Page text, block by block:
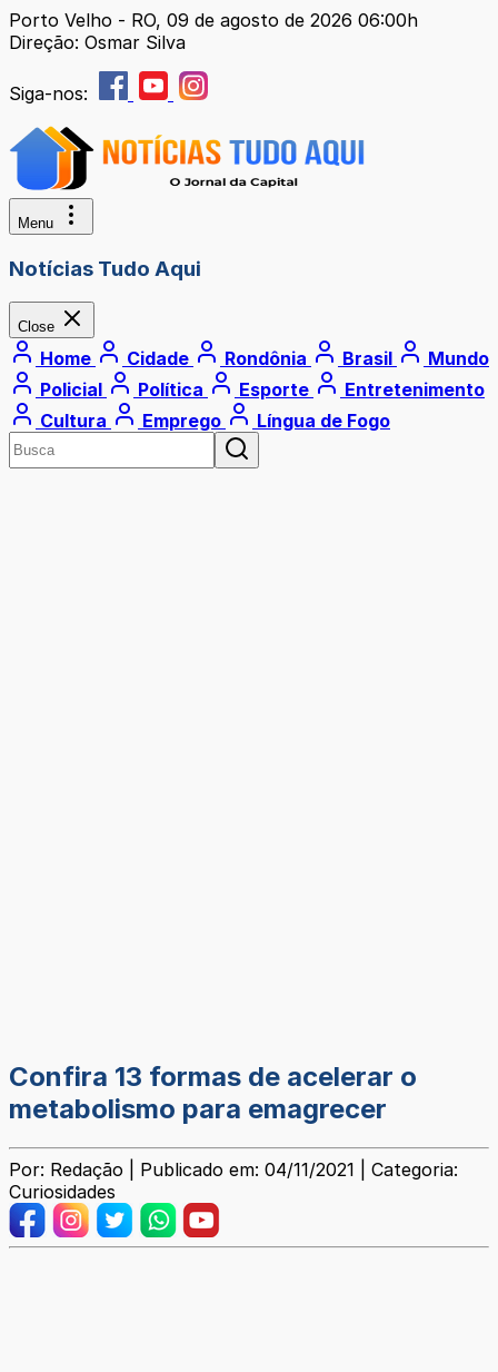
Porto Velho - RO, 09 de agosto de 2026 06:00h
Direção: Osmar Silva
Siga-nos:
Menu
Notícias Tudo Aqui
Close
Home Cidade Rondônia Brasil
Mundo
Policial
Política Esporte
Entretenimento
Cultura
Emprego Língua de Fogo
Confira 13 formas de acelerar o
metabolismo para emagrecer
Por: Redação | Publicado em: 04/11/2021 | Categoria:
Curiosidades